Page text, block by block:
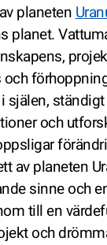
planeten
planet.
själen,
och
av planeten
sinne och
till en
och